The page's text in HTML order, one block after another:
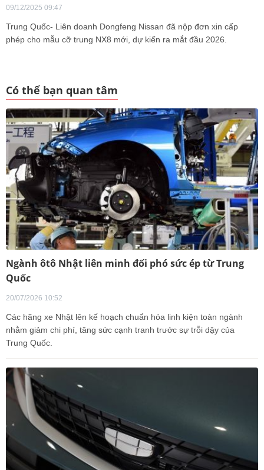
09/12/2025 09:47
Trung Quốc- Liên doanh Dongfeng Nissan đã nộp đơn xin cấp
phép cho mẫu cỡ trung NX8 mới, dự kiến ra mắt đầu 2026.
Có thể bạn quan tâm
Ngành ôtô Nhật liên minh đối phó sức ép từ Trung
Quốc
20/07/2026 10:52
Các hãng xe Nhật lên kế hoạch chuẩn hóa linh kiện toàn ngành
nhằm giảm chi phí, tăng sức cạnh tranh trước sự trỗi dậy của
Trung Quốc.